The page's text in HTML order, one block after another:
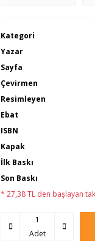
Kategori
Yazar
Sayfa
Çevirmen
Resimleyen
Ebat
ISBN
Kapak
İlk Baskı
Son Baskı
* 27,38 TL den başlayan
Adet